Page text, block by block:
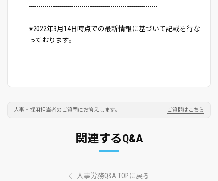
------------------------------------------------------------------
※2022年9月14日時点での最新情報に基づいて記載を行な
っております。
人事・採用担当者のご質問にお答えします。 ご質問はこちら
関連するQ&A
人事労務Q&A TOPに戻る